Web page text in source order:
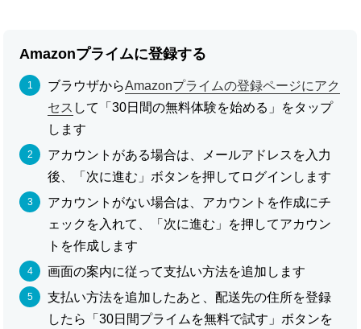
Amazonプライムに登録する
ブラウザからAmazonプライムの登録ページにアク
セス して「30日間の無料体験を始める」をタップ
します
アカウントがある場合は、メールアドレスを入力
後、「次に進む」ボタンを押してログインします
アカウントがない場合は、アカウントを作成にチ
ェックを入れて、「次に進む」を押してアカウン
トを作成します
画面の案内に従って支払い方法を追加します
支払い方法を追加したあと、配送先の住所を登録
したら「30日間プライムを無料で試す」ボタンを